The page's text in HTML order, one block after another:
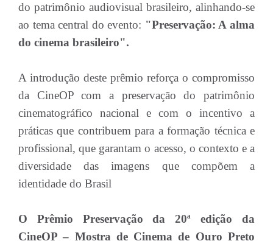
do patrimônio audiovisual brasileiro, alinhando-se
ao tema central do evento: "Preservação: A alma
do cinema brasileiro".
A introdução deste prêmio reforça o compromisso
da CineOP com a preservação do patrimônio
cinematográfico nacional e com o incentivo a
práticas que contribuem para a formação técnica e
profissional, que garantam o acesso, o contexto e a
diversidade das imagens que compõem a
identidade do Brasil
O Prêmio Preservação da 20ª edição da
CineOP – Mostra de Cinema de Ouro Preto